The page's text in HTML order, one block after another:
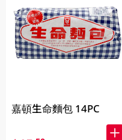
嘉頓生命麵包 14PC